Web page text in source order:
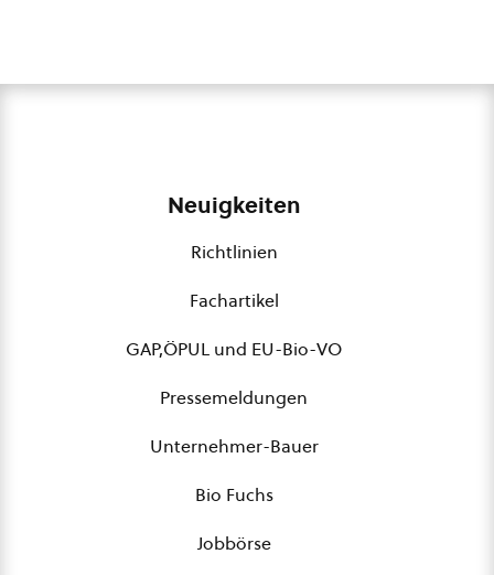
Neuigkeiten
Richtlinien
Fachartikel
GAP,ÖPUL und EU-Bio-VO
Pressemeldungen
Unternehmer-Bauer
Bio Fuchs
Jobbörse